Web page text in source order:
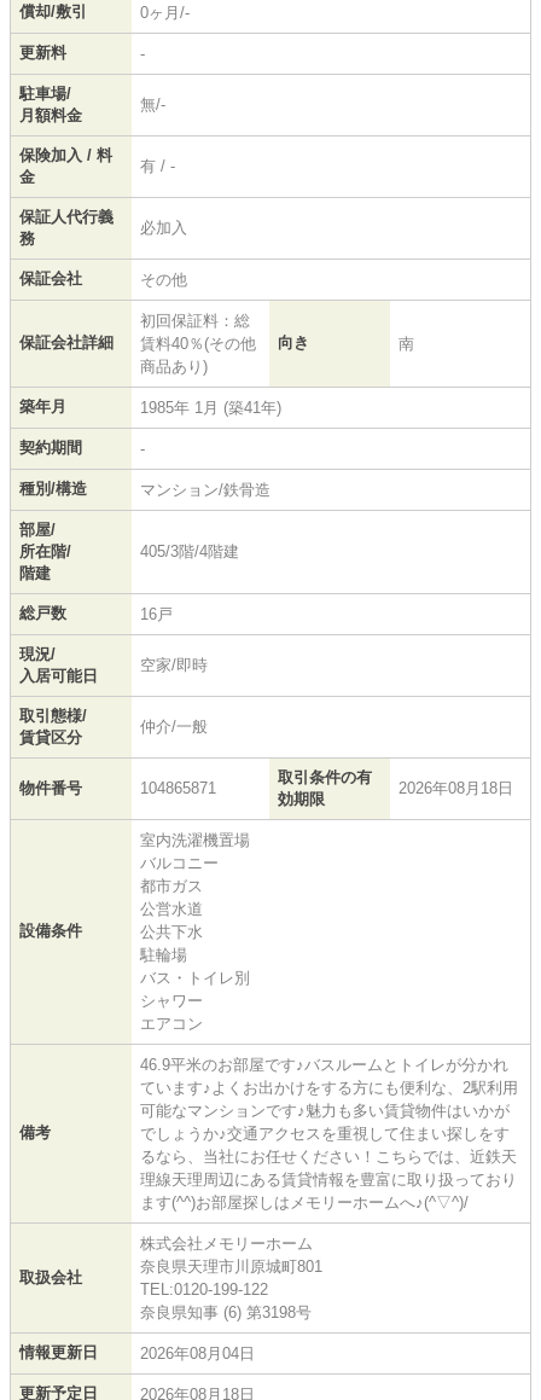
償却/敷引 0ヶ月/-
更新料 -
駐車場/
月額料金
無/-
保険加入 / 料
金
有 / -
保証人代行義
務
必加入
保証会社 その他
保証会社詳細
初回保証料：総
賃料40％(その他
商品あり)
向き 南
築年月 1985年 1月 (築41年)
契約期間 -
種別/構造 マンション/鉄骨造
部屋/
所在階/
階建
405/3階/4階建
総戸数 16戸
現況/
入居可能日
空家/即時
取引態様/
賃貸区分
仲介/一般
物件番号 104865871
取引条件の有
効期限
2026年08月18日
設備条件
室内洗濯機置場
バルコニー
都市ガス
公営水道
公共下水
駐輪場
バス・トイレ別
シャワー
エアコン
備考
46.9平米のお部屋です♪バスルームとトイレが分かれ
ています♪よくお出かけをする方にも便利な、2駅利用
可能なマンションです♪魅力も多い賃貸物件はいかが
でしょうか♪交通アクセスを重視して住まい探しをす
るなら、当社にお任せください！こちらでは、近鉄天
理線天理周辺にある賃貸情報を豊富に取り扱っており
ます(^^)お部屋探しはメモリーホームへ♪(^▽^)/
取扱会社
株式会社メモリーホーム
奈良県天理市川原城町801
TEL:0120-199-122
奈良県知事 (6) 第3198号
情報更新日 2026年08月04日
更新予定日 2026年08月18日